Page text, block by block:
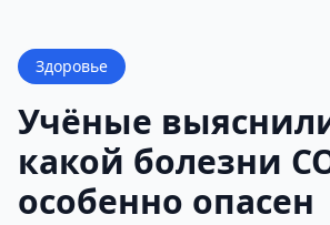
Здоровье
Учёные
какой болезни
особенно опасен